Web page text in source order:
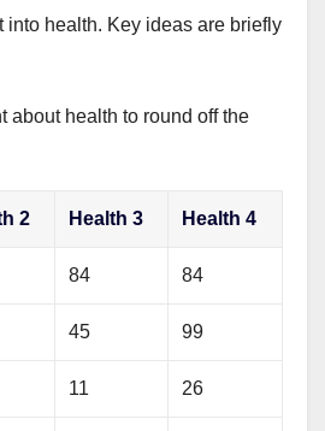
into health. Key ideas are briefly
about health to round off the
2 Health 3 Health 4
84 84
45 99
11 26